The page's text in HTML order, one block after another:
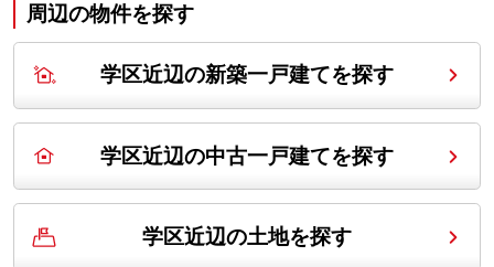
周辺の物件を探す
学区近辺の新築一戸建てを探す
学区近辺の中古一戸建てを探す
学区近辺の土地を探す